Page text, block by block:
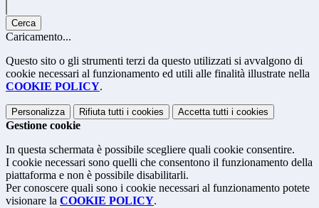
Cerca
Caricamento...
Questo sito o gli strumenti terzi da questo utilizzati si avvalgono di
cookie necessari al funzionamento ed utili alle finalità illustrate nella
COOKIE POLICY.
Personalizza Rifiuta tutti i cookies Accetta tutti i cookies
Gestione cookie
In questa schermata è possibile scegliere quali cookie consentire.
I cookie necessari sono quelli che consentono il funzionamento della
piattaforma e non è possibile disabilitarli.
Per conoscere quali sono i cookie necessari al funzionamento potete
visionare la COOKIE POLICY.